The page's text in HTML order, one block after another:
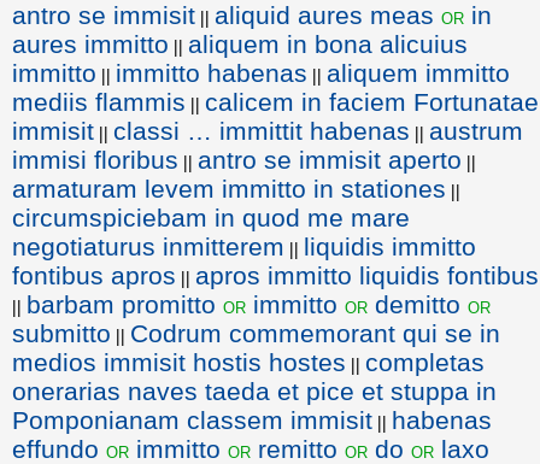
antro se immisit || aliquid aures meas or in
aures immitto || aliquem in bona alicuius
immitto || immitto habenas || aliquem immitto
mediis flammis || calicem in faciem Fortunatae
immisit || classi … immittit habenas || austrum
immisi floribus || antro se immisit aperto ||
armaturam levem immitto in stationes ||
circumspiciebam in quod me mare
negotiaturus inmitterem || liquidis immitto
fontibus apros || apros immitto liquidis fontibus
|| barbam promitto or immitto or demitto or
submitto || Codrum commemorant qui se in
medios immisit hostis hostes || completas
onerarias naves taeda et pice et stuppa in
Pomponianam classem immisit || habenas
effundo or immitto or remitto or do or laxo